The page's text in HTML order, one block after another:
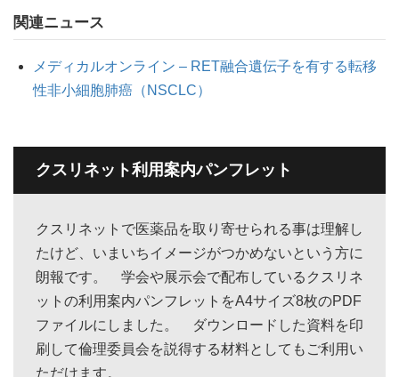
関連ニュース
メディカルオンライン – RET融合遺伝子を有する転移
性非小細胞肺癌（NSCLC）
クスリネット利用案内パンフレット
クスリネットで医薬品を取り寄せられる事は理解し
たけど、いまいちイメージがつかめないという方に
朗報です。 学会や展示会で配布しているクスリネ
ットの利用案内パンフレットをA4サイズ8枚のPDF
ファイルにしました。 ダウンロードした資料を印
刷して倫理委員会を説得する材料としてもご利用い
ただけます。